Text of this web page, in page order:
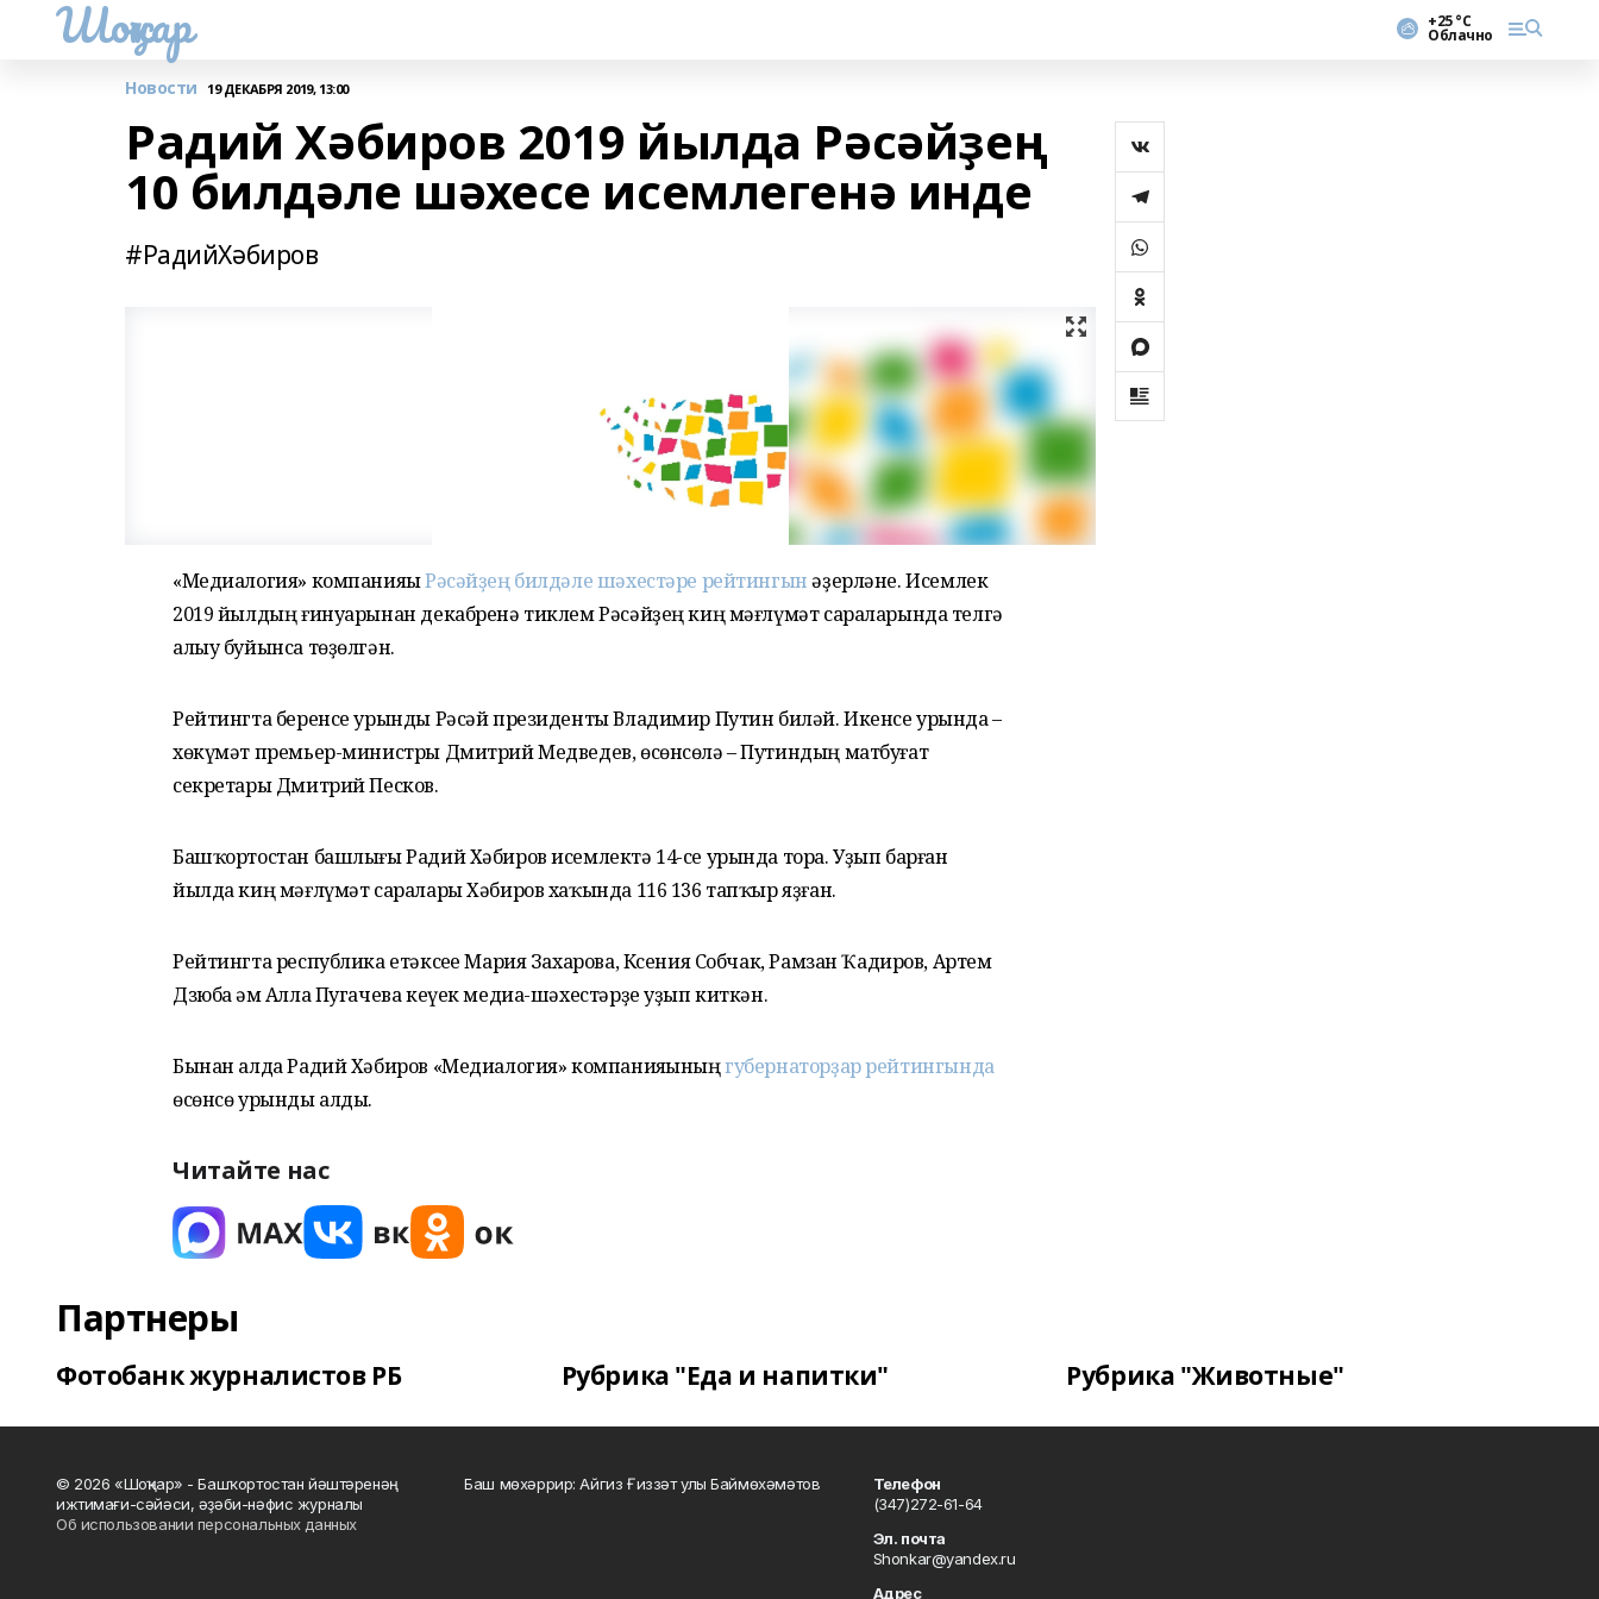
Шоңҡар +25 °С
Облачно
Новости 19 ДЕКАБРЯ 2019, 13:00
Радий Хәбиров 2019 йылда Рәсәйҙең
10 билдәле шәхесе исемлегенә инде
#РадийХәбиров
«Медиалогия» компанияһыРәсәйҙең билдәле шәхестәре рейтингынәҙерләне. Исемлек
2019 йылдың ғинуарынан декабренә тиклем Рәсәйҙең киң мәғлүмәт сараларында телгә
алыу буйынса төҙөлгән.
Рейтингта беренсе урынды Рәсәй президенты Владимир Путин биләй. Икенсе урында –
хөкүмәт премьер-министры Дмитрий Медведев, өсөнсөлә – Путиндың матбуғат
секретары Дмитрий Песков.
Башҡортостан башлығы Радий Хәбиров исемлектә 14-се урында тора. Уҙып барған
йылда киң мәғлүмәт саралары Хәбиров хаҡында 116 136 тапҡыр яҙған.
Рейтингта республика етәксеһе Мария Захарова, Ксения Собчак, Рамзан Ҡадиров, Артем
Дзюба һәм Алла Пугачева кеүек медиа-шәхестәрҙе уҙып киткән.
Бынан алда Радий Хәбиров «Медиалогия» компанияһыныңгубернаторҙар рейтингында
өсөнсө урынды алды.
Читайте нас
Партнеры
Фотобанк журналистов РБ Рубрика "Еда и напитки" Рубрика "Животные"
© 2026 «Шоңҡар» - Башҡортостан йәштәренәң
ижтимағи-сәйәси, әҙәби-нәфис журналы
Об использовании персональных данных
Баш мөхәррир: Айгиз Ғиззәт улы Баймөхәмәтов
Телефон
(347)272-61-64
Эл. почта
Shonkar@yandex.ru
Адрес